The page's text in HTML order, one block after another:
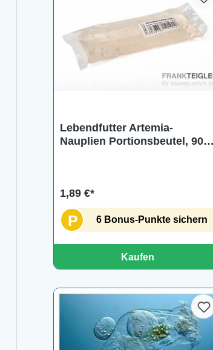
Lebendfutter Artemia-
Nauplien Portionsbeutel, 90
1,89 €*
P 6 Bonus-Punkte sichern
Kaufen